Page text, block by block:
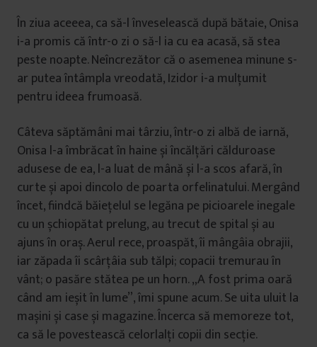
În ziua aceeea, ca să-l înveselească după bătaie, Onisa
i-a promis că într-o zi o să-l ia cu ea acasă, să stea
peste noapte. Neîncrezător că o asemenea minune s-
ar putea întâmpla vreodată, Izidor i-a mulțumit
pentru ideea frumoasă.
Câteva săptămâni mai târziu, într-o zi albă de iarnă,
Onisa l-a îmbrăcat în haine și încălțări călduroase
adusese de ea, l-a luat de mână și l-a scos afară, în
curte și apoi dincolo de poarta orfelinatului. Mergând
încet, fiindcă băiețelul se legăna pe picioarele inegale
cu un șchiopătat prelung, au trecut de spital și au
ajuns în oraș. Aerul rece, proaspăt, îi mângâia obrajii,
iar zăpada îi scârțâia sub tălpi; copacii tremurau în
vânt; o pasăre stătea pe un horn. „A fost prima oară
când am ieșit în lume”, îmi spune acum. Se uita uluit la
mașini și case și magazine. Încerca să memoreze tot,
ca să le povestească celorlalți copii din secție.